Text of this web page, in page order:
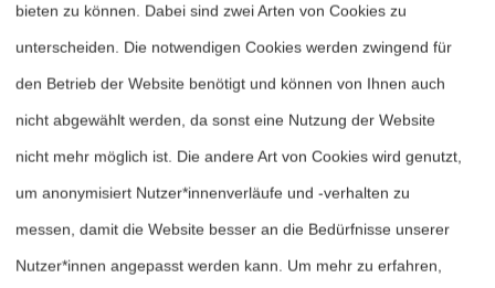
Heftarchiv
Bestellen
Fördern
Jubiläum 40 Jahre
bieten zu können. Dabei sind zwei Arten von Cookies zu
unterscheiden. Die notwendigen Cookies werden zwingend für
den Betrieb der Website benötigt und können von Ihnen auch
nicht abgewählt werden, da sonst eine Nutzung der Website
nicht mehr möglich ist. Die andere Art von Cookies wird genutzt,
um anonymisiert Nutzer*innenverläufe und -verhalten zu
messen, damit die Website besser an die Bedürfnisse unserer
Nutzer*innen angepasst werden kann. Um mehr zu erfahren,